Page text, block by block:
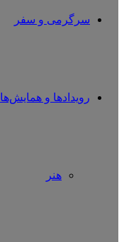
سرگرمی و سفر
رویدادها و همایش‌ها
هنر